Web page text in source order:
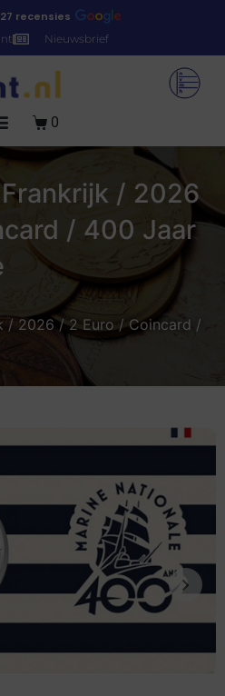
recensies
Nieuwsbrief
0
/ 2026
/ 400 Jaar
/ 2026 / 2 Euro / Coincard /